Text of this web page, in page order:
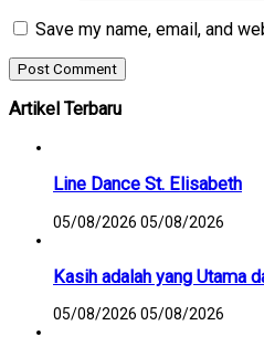
Save my name, email, and
Artikel Terbaru
Line Dance St. Elisabeth
05/08/2026 05/08/2026
Kasih adalah yang Utama
05/08/2026 05/08/2026